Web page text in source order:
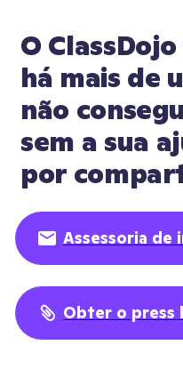
O
há mais de
não
sem a sua
por
Assessoria de
Obter o press